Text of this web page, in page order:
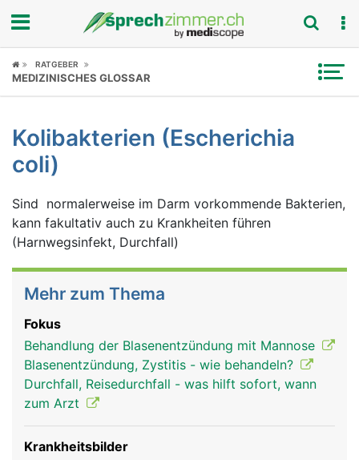
Fokus
Symptome
Untersuchungen
News
Rubriken
RATGEBER
MEDIZINISCHES GLOSSAR
Kolibakterien (Escherichia
coli)
Sind normalerweise im Darm vorkommende Bakterien,
kann fakultativ auch zu Krankheiten führen
(Harnwegsinfekt, Durchfall)
Mehr zum Thema
Fokus
Behandlung der Blasenentzündung mit Mannose
Blasenentzündung, Zystitis - wie behandeln?
Durchfall, Reisedurchfall - was hilft sofort, wann
zum Arzt
Krankheitsbilder